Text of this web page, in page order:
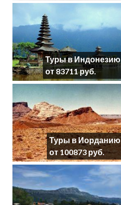
Туры в Индонезию
от 83711 руб.
Туры в Иорданию
от 100873 руб.